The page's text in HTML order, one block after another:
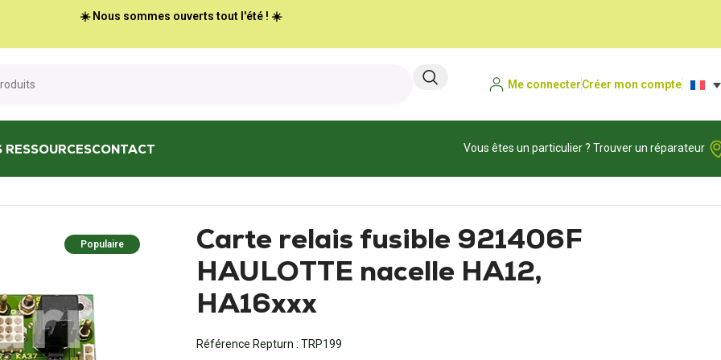
☀️ Nous sommes ouverts tout l'été ! ☀️
Me connecterCréer mon compte
RESSOURCESCONTACT
Vous êtes un particulier ? Trouver un réparateur
Populaire
Carte relais fusible 921406F
HAULOTTE nacelle HA12,
HA16xxx
Référence Repturn : TRP199